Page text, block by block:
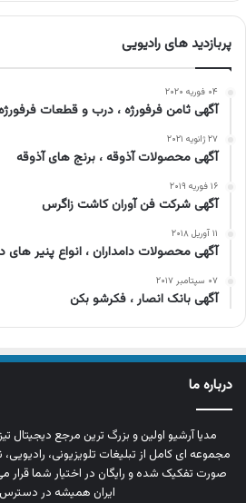
پربازدید های رادیویی
۰۴ فوریه ۲۰۲۰
آگهی ثامن فرفورژه ، درب و قطعات
۲۷ ژانویه ۲۰۲۱
آگهی محصولات آذوقه ، برنج های آذوقه
۱۶ فوریه ۲۰۱۹
آگهی شرکت فن آوران کاشت زاگرس
۱۱ آوریل ۲۰۱۸
آگهی محصولات دامداران ، انواع پنیر های
۰۷ سپتامبر ۲۰۱۷
آگهی بانک انصار ، فکرشو بکن
درباره ما
مدیا آرشیو اولین و بزرگ‌ ترین مرجع دیجیتال
مجموعه‌ ای کامل از تبلیغات تلویزیونی،
صورت تفکیک‌ شده و رایگان در اختیار شما قرار
ایران همیشه در